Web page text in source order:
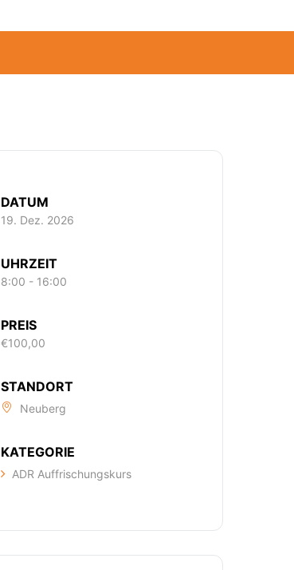
DATUM
19. Dez. 2026
UHRZEIT
8:00 - 16:00
PREIS
€100,00
STANDORT
Neuberg
KATEGORIE
ADR Auffrischungskurs